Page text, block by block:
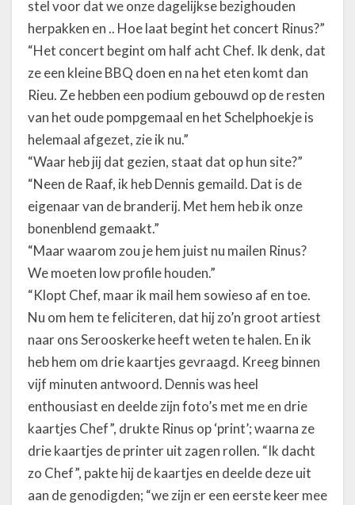
stel voor dat we onze dagelijkse bezighouden
herpakken en .. Hoe laat begint het concert Rinus?”
“Het concert begint om half acht Chef. Ik denk, dat
ze een kleine BBQ doen en na het eten komt dan
Rieu. Ze hebben een podium gebouwd op de resten
van het oude pompgemaal en het Schelphoekje is
helemaal afgezet, zie ik nu.”
“Waar heb jij dat gezien, staat dat op hun site?”
“Neen de Raaf, ik heb Dennis gemaild. Dat is de
eigenaar van de branderij. Met hem heb ik onze
bonenblend gemaakt.”
“Maar waarom zou je hem juist nu mailen Rinus?
We moeten low profile houden.”
“Klopt Chef, maar ik mail hem sowieso af en toe.
Nu om hem te feliciteren, dat hij zo’n groot artiest
naar ons Serooskerke heeft weten te halen. En ik
heb hem om drie kaartjes gevraagd. Kreeg binnen
vijf minuten antwoord. Dennis was heel
enthousiast en deelde zijn foto’s met me en drie
kaartjes Chef”, drukte Rinus op ‘print’; waarna ze
drie kaartjes de printer uit zagen rollen. “Ik dacht
zo Chef”, pakte hij de kaartjes en deelde deze uit
aan de genodigden; “we zijn er een eerste keer mee